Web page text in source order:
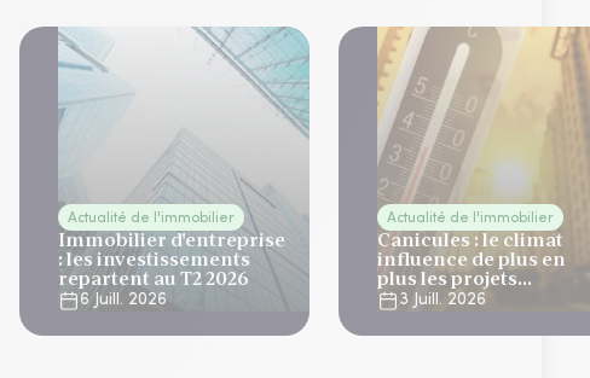
Actualité de l'immobilier
Immobilier d'entreprise
: les investissements
repartent au T2 2026
6 Juill. 2026
Actualité de l'immobilier
Canicules : le climat
influence de plus en
plus les projets
immobiliers
3 Juill. 2026